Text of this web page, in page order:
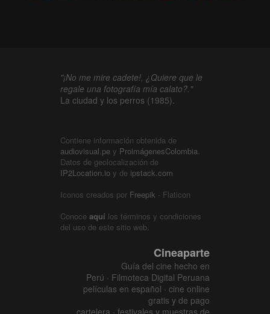
"¡No me mire cadete!, ¿Quiere que le
regale una fotografía mía calato?."
La ciudad y los perros (1985).
Contiene información obtenida de
audiovisual.pe y ProimágenesColombia.
Datos de geolocalización de
IP2Location.io y de ipstack.com
Iconos creados por Freepik - Flaticon
Conoce aquí los términos y condiciones
del uso de este sitio web.
Cineaparte
Guía del cine hecho en
Perú · Filmoteca Digital Peruana
películas en español · cine online
gratis y de pago